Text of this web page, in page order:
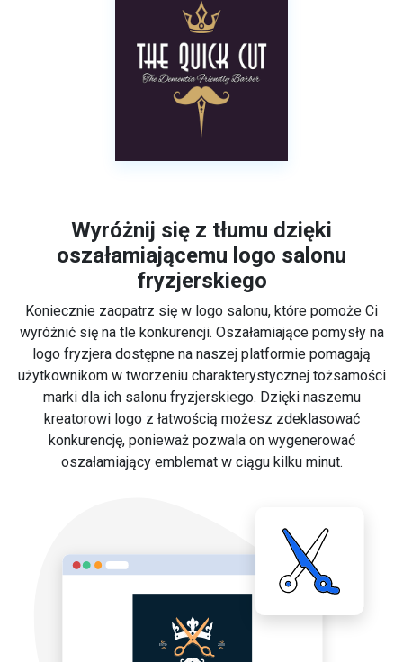
Wyróżnij się z tłumu dzięki
oszałamiającemu logo salonu
fryzjerskiego
Koniecznie zaopatrz się w logo salonu, które pomoże Ci
wyróżnić się na tle konkurencji. Oszałamiające pomysły na
logo fryzjera dostępne na naszej platformie pomagają
użytkownikom w tworzeniu charakterystycznej tożsamości
marki dla ich salonu fryzjerskiego. Dzięki naszemu
kreatorowi logoz łatwością możesz zdeklasować
konkurencję, ponieważ pozwala on wygenerować
oszałamiający emblemat w ciągu kilku minut.